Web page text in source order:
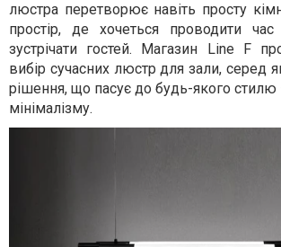
люстра перетворює навіть просту
простір, де хочеться проводити
зустрічати гостей. Магазин Line F
вибір сучасних люстр для зали, серед
рішення, що пасує до будь-якого стилю
мінімалізму.